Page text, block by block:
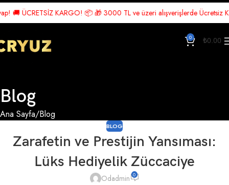
KARGO! 📦 🎁 3000 TL ve üzeri alışverişlerde Ücretsiz Kargo!
0 ₺0.00
Blog
Ana Sayfa Blog
BLOG
Zarafetin ve Prestijin Yansıması:
Lüks Hediyelik Züccaciye
Odadmin 0